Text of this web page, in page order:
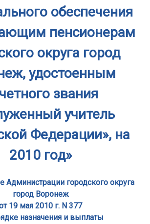
обеспечения
пенсионерам
округа город
удостоенным
звания
учитель
Федерации», на
2010 год»
Администрации городского округа
город Воронеж
19 мая 2010 г. N 377
назначения и выплаты